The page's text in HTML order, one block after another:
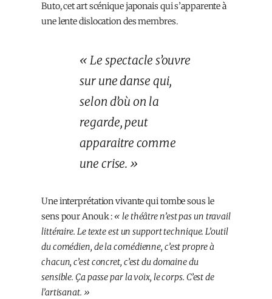
Buto, cet art scénique japonais qui s’apparente à
une lente dislocation des membres.
« Le spectacle s’ouvre
sur une danse qui,
selon d’où on la
regarde, peut
apparaitre comme
une crise. »
Une interprétation vivante qui tombe sous le
sens pour Anouk :« le théâtre n’est pas un travail
littéraire. Le texte est un support technique. L’outil
du comédien, de la comédienne, c’est propre à
chacun, c’est concret, c’est du domaine du
sensible. Ça passe par la voix, le corps. C’est de
l’artisanat. »